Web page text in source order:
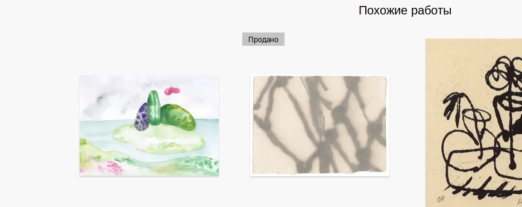
Похожие работы
Продано